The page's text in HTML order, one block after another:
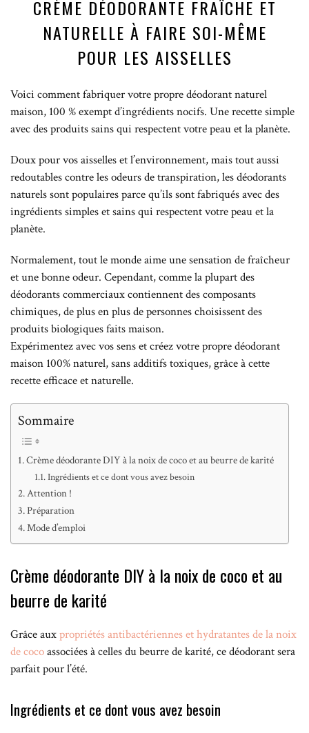
CRÈME DÉODORANTE FRAÎCHE ET
NATURELLE À FAIRE SOI-MÊME
POUR LES AISSELLES
Voici comment fabriquer votre propre déodorant naturel
maison, 100 % exempt d’ingrédients nocifs. Une recette simple
avec des produits sains qui respectent votre peau et la planète.
Doux pour vos aisselles et l’environnement, mais tout aussi
redoutables contre les odeurs de transpiration, les déodorants
naturels sont populaires parce qu’ils sont fabriqués avec des
ingrédients simples et sains qui respectent votre peau et la
planète.
Normalement, tout le monde aime une sensation de fraîcheur
et une bonne odeur. Cependant, comme la plupart des
déodorants commerciaux contiennent des composants
chimiques, de plus en plus de personnes choisissent des
produits biologiques faits maison.
Expérimentez avec vos sens et créez votre propre déodorant
maison 100% naturel, sans additifs toxiques, grâce à cette
recette efficace et naturelle.
Sommaire
Crème déodorante DIY à la noix de coco et au beurre de karité
Ingrédients et ce dont vous avez besoin
Attention !
Préparation
Mode d’emploi
Crème déodorante DIY à la noix de coco et au
beurre de karité
Grâce auxpropriétés antibactériennes et hydratantes de la noix
de cocoassociées à celles du beurre de karité, ce déodorant sera
parfait pour l’été.
Ingrédients et ce dont vous avez besoin